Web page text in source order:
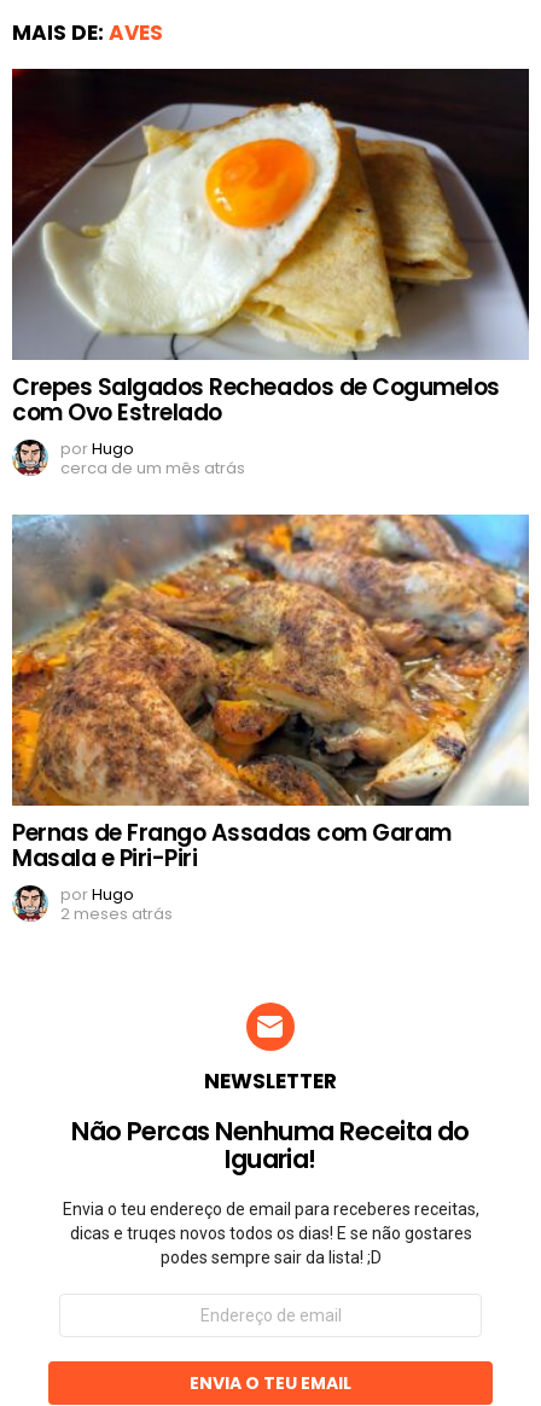
MAIS DE: AVES
Crepes Salgados Recheados de Cogumelos
com Ovo Estrelado
porHugo
cerca de um mês atrás
Pernas de Frango Assadas com Garam
Masala e Piri-Piri
porHugo
2 meses atrás
NEWSLETTER
Não Percas Nenhuma Receita do
Iguaria!
Envia o teu endereço de email para receberes receitas,
dicas e truqes novos todos os dias! E se não gostares
podes sempre sair da lista! ;D
Endereço
email
ENVIA O TEU EMAIL